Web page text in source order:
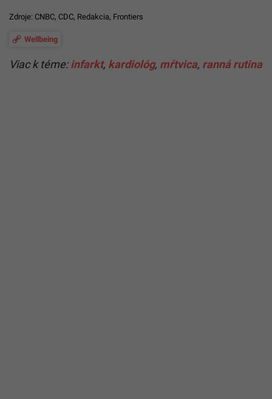
Zdroje: CNBC, CDC, Redakcia, Frontiers
Wellbeing
Viac k téme:infarkt, kardiológ, mŕtvica, ranná rutina